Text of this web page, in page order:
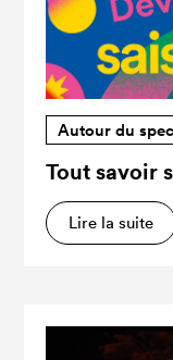
Autour du
Tout savoir
Lire la suite